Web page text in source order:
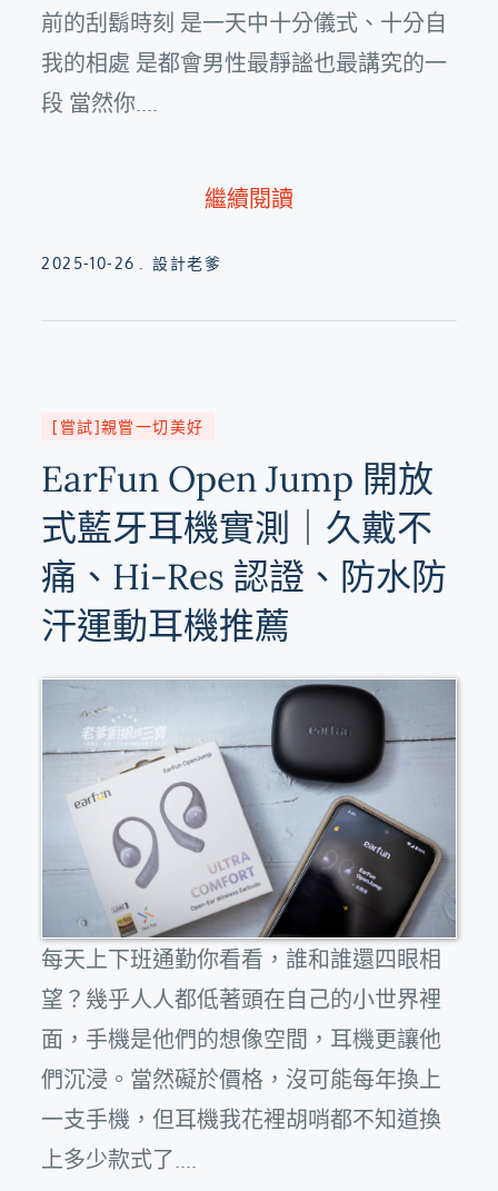
前的刮鬍時刻 是一天中十分儀式、十分自
我的相處 是都會男性最靜謐也最講究的一
段 當然你....
繼續閱讀
Posted
2025-10-26 設計老爹
[嘗試]親嘗一切美好
EarFun Open Jump 開放
式藍牙耳機實測｜久戴不
痛、Hi-Res 認證、防水防
汗運動耳機推薦
每天上下班通勤你看看，誰和誰還四眼相
望？幾乎人人都低著頭在自己的小世界裡
面，手機是他們的想像空間，耳機更讓他
們沉浸。當然礙於價格，沒可能每年換上
一支手機，但耳機我花裡胡哨都不知道換
上多少款式了....